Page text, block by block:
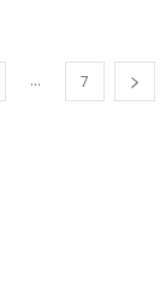
... 7